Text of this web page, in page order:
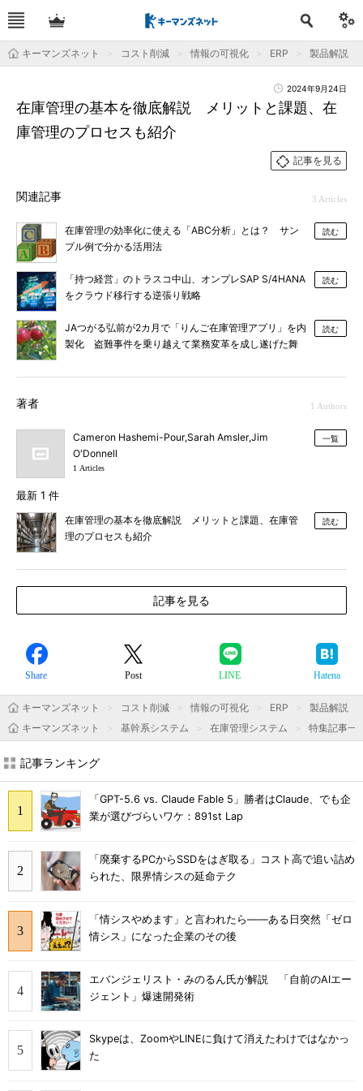
キーマンズネット コスト削減 情報の可視化 ERP 製品解説
2024年9月24日
在庫管理の基本を徹底解説 メリットと課題、在
庫管理のプロセスも紹介
記事を見る
関連記事 3 Articles
在庫管理の効率化に使える「ABC分析」とは？ サン
プル例で分かる活用法
読む
「持つ経営」のトラスコ中山、オンプレSAP S/4HANA
をクラウド移行する逆張り戦略
読む
JAつがる弘前が2カ月で「りんご在庫管理アプリ」を内
製化 盗難事件を乗り越えて業務変革を成し遂げた舞
読む
著者 1 Authors
Cameron Hashemi-Pour,Sarah Amsler,Jim
O'Donnell
1 Articles
一覧
最新 1 件
在庫管理の基本を徹底解説 メリットと課題、在庫管
理のプロセスも紹介
読む
記事を見る
Share Post LINE Hatena
キーマンズネット コスト削減 情報の可視化 ERP
製品解説
キーマンズネット
基幹系システム 在庫管理システム 特集記事一
記事ランキング
「GPT-5.6 vs. Claude Fable 5」勝者はClaude、でも企
業が選びづらいワケ：891st Lap
「廃棄するPCからSSDをはぎ取る」コスト高で追い詰め
られた、限界情シスの延命テク
「情シスやめます」と言われたら――ある日突然「ゼロ
情シス」になった企業のその後
エバンジェリスト・みのるん氏が解説 「自前のAIエー
ジェント」爆速開発術
Skypeは、ZoomやLINEに負けて消えたわけではなかっ
た